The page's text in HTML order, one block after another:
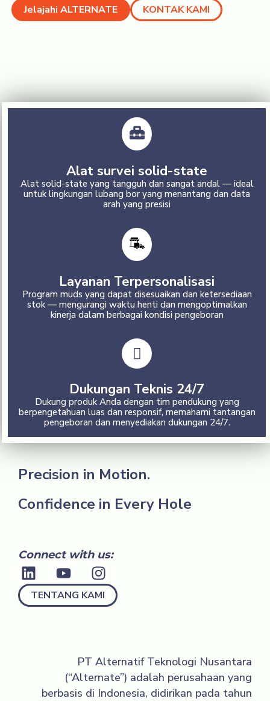
Jelajahi ALTERNATE KONTAK KAMI
Alat survei solid-state
Alat solid-state yang tangguh dan sangat andal — ideal
untuk lingkungan lubang bor yang menantang dan data
arah yang presisi
Layanan Terpersonalisasi
Program muds yang dapat disesuaikan dan ketersediaan
stok — mengurangi waktu henti dan mengoptimalkan
kinerja dalam berbagai kondisi pengeboran
Dukungan Teknis 24/7
Dukung produk Anda dengan tim pendukung yang
berpengetahuan luas dan responsif, memahami tantangan
pengeboran dan menyediakan dukungan 24/7.
Precision in Motion.
Confidence in Every Hole
Connect with us:
TENTANG KAMI
PT Alternatif Teknologi Nusantara
(“Alternate”) adalah perusahaan yang
berbasis di Indonesia, didirikan pada tahun